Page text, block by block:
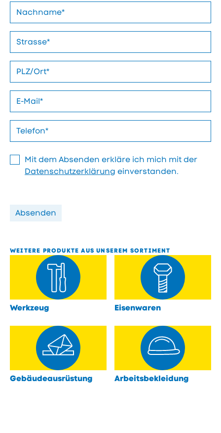
Mit dem Absenden erkläre ich mich mit der
Datenschutzerklärung einverstanden.
Absenden
WEITERE PRODUKTE AUS UNSEREM SORTIMENT
Werkzeug
Eisenwaren
Gebäudeausrüstung
Arbeitsbekleidung